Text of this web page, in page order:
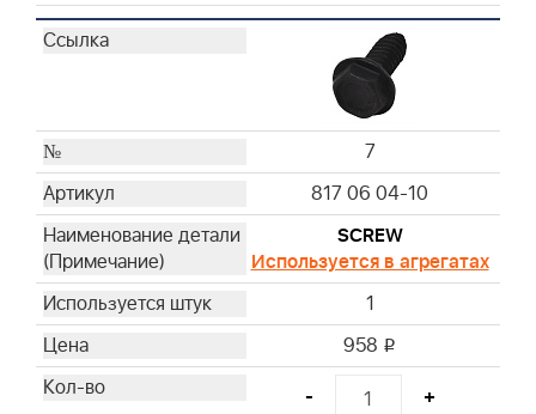
7
817 06 04-10
SCREW
Используется в агрегатах
1
958 i
- +